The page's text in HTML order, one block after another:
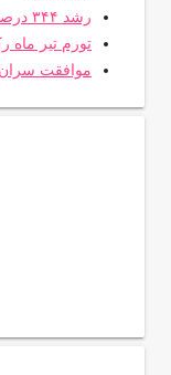
رشد ۳۴۴ درصدی قیمت روغن/ لبنیات چقدر گران شد؟
تورم تیر ماه رکورد
موافقت سران